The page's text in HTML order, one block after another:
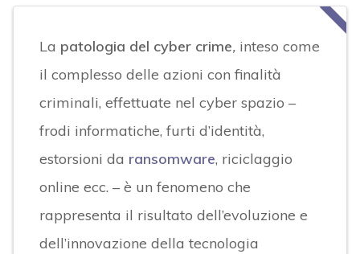
La patologia del cyber crime,inteso come
il complesso delle azioni con finalità
criminali, effettuate nel cyber spazio –
frodi informatiche, furti d’identità,
estorsioni da ransomware, riciclaggio
online ecc. – è un fenomeno che
rappresenta il risultato dell’evoluzione e
dell’innovazione della tecnologia